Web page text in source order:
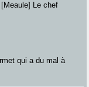
Le chef
qui a du mal à